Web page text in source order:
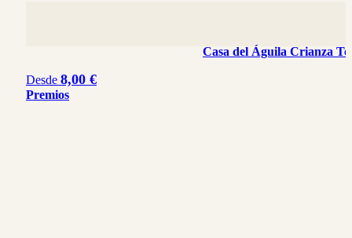
Casa del Águila Crianza
Desde 8,00 €
Premios